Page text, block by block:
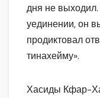
дня не
уединении, он
продиктовал
тинахейму».
Хасиды Кфар-